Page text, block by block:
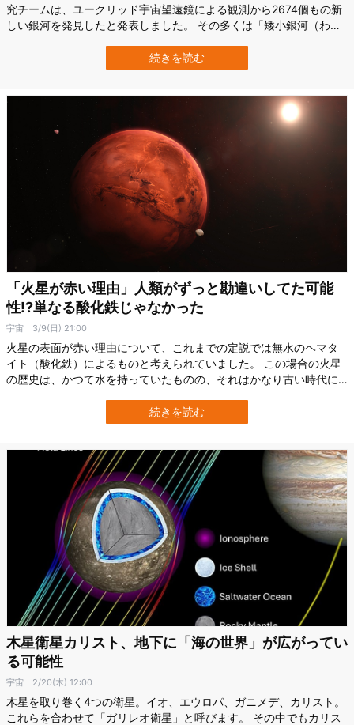
究チームは、ユークリッド宇宙望遠鏡による観測から2674個もの新
しい銀河を発見したと発表しました。 その多くは「矮小銀河（わい
銀河だったとのこと。 しかしこれだけ銀河があれば、私たちと同じ
ような知的生命体の暮らす惑星も一つくらいはあるかもしれませ
続きを読む
「火星が赤い理由」人類がずっと勘違いしてた可能
性!?単なる酸化鉄じゃなかった
宇宙 3/9(日) 21:00
火星の表面が赤い理由について、これまでの定説では無水のヘマタ
イト（酸化鉄）によるものと考えられていました。 この場合の火星
の歴史は、かつて水を持っていたものの、それはかなり古い時代に
ナリオです。 しかし、最新の研究がこの説に疑問を投げかけまし
た。 火星の赤い砂塵の主成分は、「フェリハイドライト
続きを読む
木星衛星カリスト、地下に「海の世界」が広がってい
る可能性
宇宙 2/20(木) 12:00
木星を取り巻く4つの衛星。イオ、エウロパ、ガニメデ、カリスト。
これらを合わせて「ガリレオ衛星」と呼びます。 その中でもカリス